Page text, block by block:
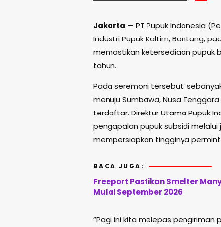
Jakarta — PT Pupuk Indonesia
Industri Pupuk Kaltim, Bontang,
memastikan ketersediaan pupuk
tahun.
Pada seremoni tersebut,
menuju Sumbawa, Nusa
terdaftar. Direktur Utama Pupuk
pengapalan pupuk subsidi
mempersiapkan tingginya
BACA JUGA:
Freeport Pastikan Smelter
Mulai September 2026
“Pagi ini kita melepas pengiriman